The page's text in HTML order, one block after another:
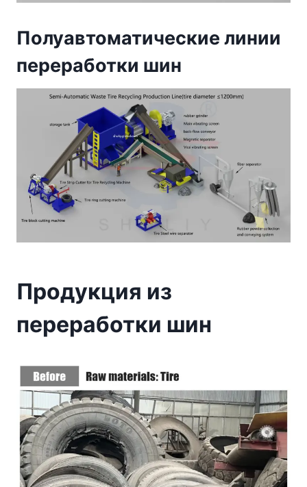
Полуавтоматические линии
переработки шин
Продукция из
переработки шин